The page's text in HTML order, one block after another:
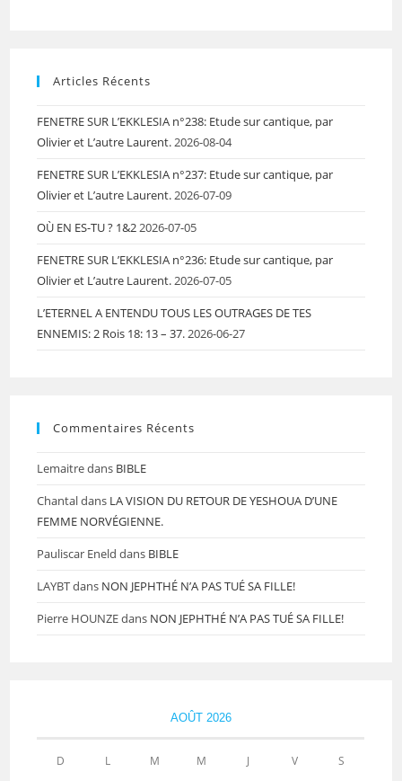
Articles Récents
FENETRE SUR L’EKKLESIA n°238: Etude sur cantique, par
Olivier et L’autre Laurent.2026-08-04
FENETRE SUR L’EKKLESIA n°237: Etude sur cantique, par
Olivier et L’autre Laurent.2026-07-09
OÙ EN ES-TU ? 1&22026-07-05
FENETRE SUR L’EKKLESIA n°236: Etude sur cantique, par
Olivier et L’autre Laurent.2026-07-05
L’ETERNEL A ENTENDU TOUS LES OUTRAGES DE TES
ENNEMIS: 2 Rois 18: 13 – 37.2026-06-27
Commentaires Récents
Lemaitredans BIBLE
Chantaldans LA VISION DU RETOUR DE YESHOUA D’UNE
FEMME NORVÉGIENNE.
Pauliscar Eneld dans BIBLE
LAYBTdans NON JEPHTHÉ N’A PAS TUÉ SA FILLE!
Pierre HOUNZEdans NON JEPHTHÉ N’A PAS TUÉ SA FILLE!
AOÛT 2026
D L M M J V S